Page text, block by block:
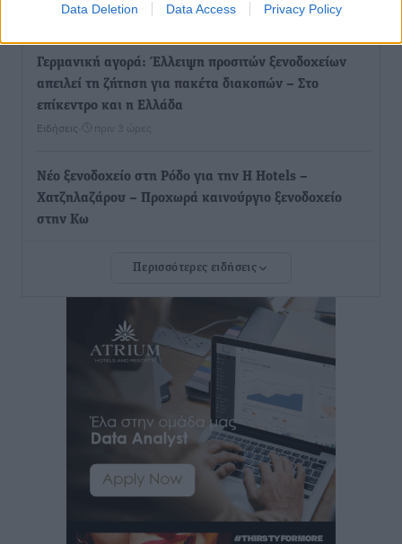
Data Deletion Data Access Privacy Policy
Τοπικές Ειδήσεις• πριν 2 ώρες
Γερμανική αγορά: Έλλειψη προσιτών ξενοδοχείων
απειλεί τη ζήτηση για πακέτα διακοπών – Στο
επίκεντρο και η Ελλάδα
Ειδήσεις πριν 3 ώρες
Νέο ξενοδοχείο στη Ρόδο για την H Hotels –
Χατζηλαζάρου – Προχωρά καινούργιο ξενοδοχείο
στην Κω
Μαστιχάρι – Αναποδογύρισε όχημα με μητέρα και
5χρονο παιδί
Τοπικές Ειδήσεις• πριν 3 ώρες
“Η Ευρώπη αντιμετώπιζε το προσφυγικό σαν ταινία
τρόμου” – Η συγκλονιστική μαρτυρία της Χαρούλας
Γιασιράνη στον RV για τα γεγονότα που οδήγησαν στο
Σύμφωνο της Λέρου
Τοπικές Ειδήσεις πριν 3 ώρες
Συναυλία με τον Γιάννη Κότσιρα στις 21 Αυγούστου
Περισσότερες ειδήσεις